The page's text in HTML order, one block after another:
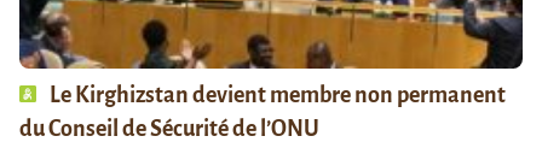
Le Kirghizstan devient membre non permanent
du Conseil de Sécurité de l’ONU